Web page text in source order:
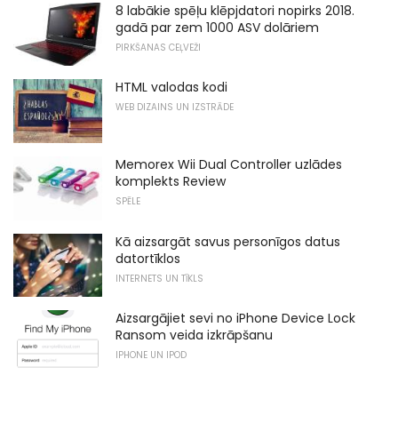
8 labākie spēļu klēpjdatori nopirks 2018.
gadā par zem 1000 ASV dolāriem
PIRKŠANAS CEĻVEŽI
HTML valodas kodi
WEB DIZAINS UN IZSTRĀDE
Memorex Wii Dual Controller uzlādes
komplekts Review
SPĒLE
Kā aizsargāt savus personīgos datus
datortīklos
INTERNETS UN TĪKLS
Aizsargājiet sevi no iPhone Device Lock
Ransom veida izkrāpšanu
IPHONE UN IPOD